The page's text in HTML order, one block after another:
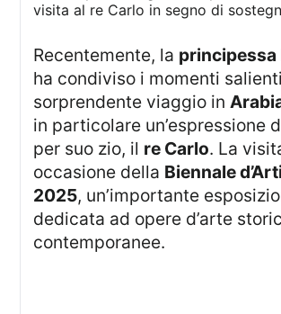
Recentemente, la principessa
ha condiviso i momenti
sorprendente viaggio in
in particolare un’espressione
per suo zio, il re Carlo. La
occasione della Biennale
2025, un’importante
dedicata ad opere d’arte
contemporanee.